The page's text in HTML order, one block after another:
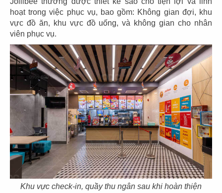
hoạt trong việc phục vụ, bao gồm: Không gian đợi, khu
vực đồ ăn, khu vực đồ uống, và không gian cho nhân
viên phục vụ.
Khu vực check-in, quầy thu ngân sau khi hoàn thiện
107
DON CHICKEN
Thảo Điền, Q.2
108
DON CHICKEN
CN Hai Bà Trưng - Q.1
109
DON CHICKEN
CN Điện Biên Phủ - Q.BT
110
THAI MARKET
CN Emart Gò Vấp